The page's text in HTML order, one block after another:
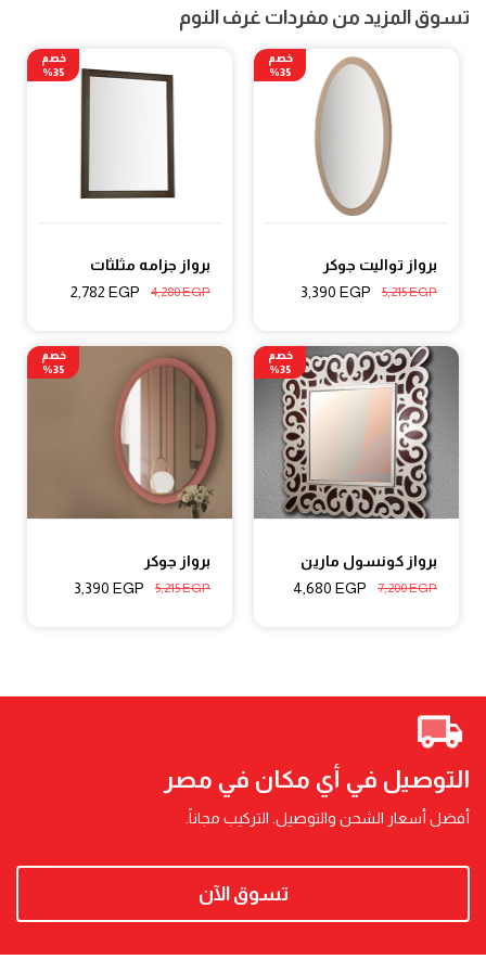
تسوق المزيد من مفردات غرف النوم
برواز تواليت جوكر
5,215EGP
3,390 EGP
خصم
35%
برواز جزامه مثلثات
4,280EGP
2,782 EGP
خصم
35%
برواز كونسول مارين
7,200EGP
4,680 EGP
خصم
35%
برواز جوكر
5,215EGP
3,390 EGP
خصم
35%
التوصيل في أي مكان في مصر
أفضل أسعار الشحن والتوصيل. التركيب مجاناً.
تسوق الآن